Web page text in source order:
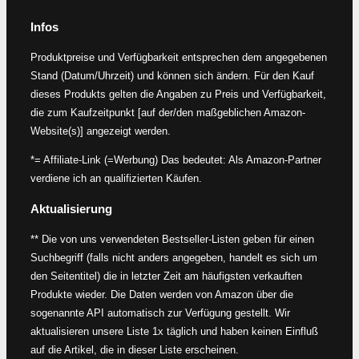
Infos
Produktpreise und Verfügbarkeit entsprechen dem angegebenen
Stand (Datum/Uhrzeit) und können sich ändern. Für den Kauf
dieses Produkts gelten die Angaben zu Preis und Verfügbarkeit,
die zum Kaufzeitpunkt [auf der/den maßgeblichen Amazon-
Website(s)] angezeigt werden.
*= Affiliate-Link (=Werbung) Das bedeutet: Als Amazon-Partner
verdiene ich an qualifizierten Käufen.
Aktualisierung
** Die von uns verwendeten Bestseller-Listen geben für einen
Suchbegriff (falls nicht anders angegeben, handelt es sich um
den Seitentitel) die in letzter Zeit am häufigsten verkauften
Produkte wieder. Die Daten werden von Amazon über die
sogenannte API automatisch zur Verfügung gestellt. Wir
aktualisieren unsere Liste 1x täglich und haben keinen Einfluß
auf die Artikel, die in dieser Liste erscheinen.